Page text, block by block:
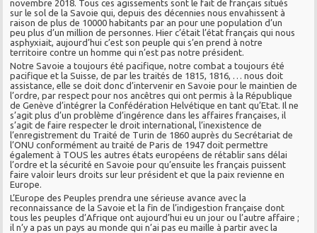
novembre 2018. Tous ces agissements sont le fait de français situés
sur le sol de la Savoie qui, depuis des décennies nous envahissent à
raison de plus de 10000 habitants par an pour une population d’un
peu plus d’un million de personnes. Hier c’était l’état français qui nous
asphyxiait, aujourd’hui c’est son peuple qui s’en prend à notre
territoire contre un homme qui n’est pas notre président.
Notre Savoie a toujours été pacifique, notre combat a toujours été
pacifique et la Suisse, de par les traités de 1815, 1816, … nous doit
assistance, elle se doit donc d’intervenir en Savoie pour le maintien de
l’ordre, par respect pour nos ancêtres qui ont permis à la République
de Genève d’intégrer la Confédération Helvétique en tant qu’Etat. Il ne
s’agit plus d’un problème d’ingérence dans les affaires françaises, il
s’agit de faire respecter le droit international, l’inexistence de
l’enregistrement du Traité de Turin de 1860 auprès du Secrétariat de
l’ONU conformément au traité de Paris de 1947 doit permettre
également à TOUS les autres états européens de rétablir sans délai
l’ordre et la sécurité en Savoie pour qu’ensuite les français puissent
faire valoir leurs droits sur leur président et que la paix revienne en
Europe.
L’Europe des Peuples prendra une sérieuse avance avec la
reconnaissance de la Savoie et la fin de l’indigestion française dont
tous les peuples d’Afrique ont aujourd’hui eu un jour ou l’autre affaire ;
il n’y a pas un pays au monde qui n’ai pas eu maille à partir avec la